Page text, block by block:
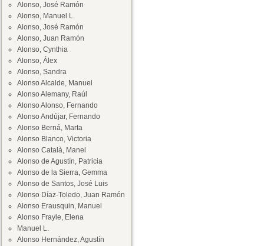
Alonso, José Ramón
Alonso, Manuel L.
Alonso, José Ramón
Alonso, Juan Ramón
Alonso, Cynthia
Alonso, Álex
Alonso, Sandra
Alonso Alcalde, Manuel
Alonso Alemany, Raúl
Alonso Alonso, Fernando
Alonso Andújar, Fernando
Alonso Berná, Marta
Alonso Blanco, Victoria
Alonso Català, Manel
Alonso de Agustín, Patricia
Alonso de la Sierra, Gemma
Alonso de Santos, José Luis
Alonso Díaz-Toledo, Juan Ramón
Alonso Erausquin, Manuel
Alonso Frayle, Elena
Manuel L.
Alonso Hernández, Agustín